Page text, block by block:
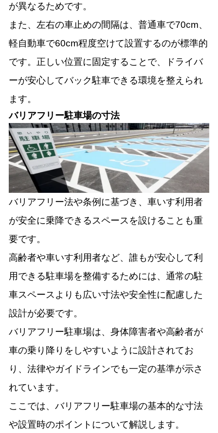
が異なるためです。
また、左右の車止めの間隔は、普通車で70cm、
軽自動車で60cm程度空けて設置するのが標準的
です。正しい位置に固定することで、ドライバ
ーが安心してバック駐車できる環境を整えられ
ます。
バリアフリー駐車場の寸法
バリアフリー法や条例に基づき、車いす利用者
が安全に乗降できるスペースを設けることも重
要です。
高齢者や車いす利用者など、誰もが安心して利
用できる駐車場を整備するためには、通常の駐
車スペースよりも広い寸法や安全性に配慮した
設計が必要です。
バリアフリー駐車場は、身体障害者や高齢者が
車の乗り降りをしやすいように設計されてお
り、法律やガイドラインでも一定の基準が示さ
れています。
ここでは、バリアフリー駐車場の基本的な寸法
や設置時のポイントについて解説します。